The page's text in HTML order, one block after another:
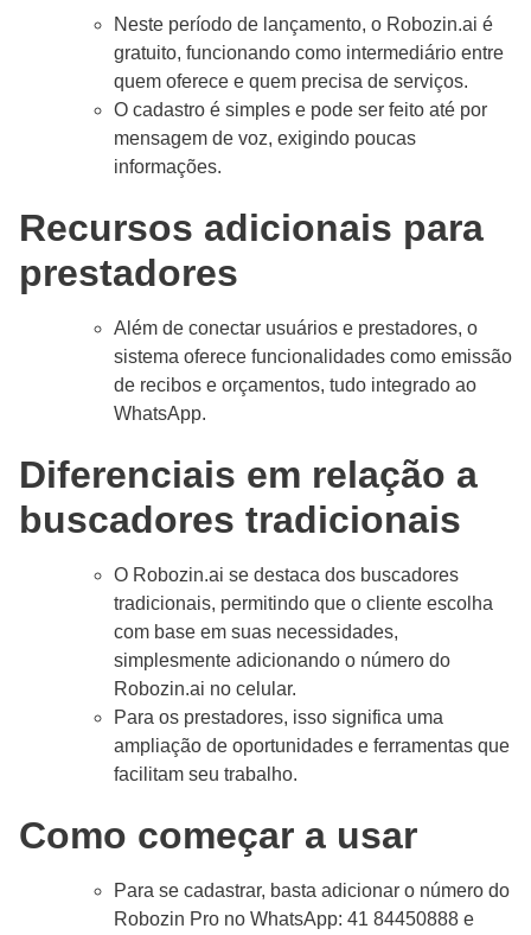
Neste período de lançamento, o Robozin.ai é
gratuito, funcionando como intermediário entre
quem oferece e quem precisa de serviços.
O cadastro é simples e pode ser feito até por
mensagem de voz, exigindo poucas
informações.
Recursos adicionais para
prestadores
Além de conectar usuários e prestadores, o
sistema oferece funcionalidades como emissão
de recibos e orçamentos, tudo integrado ao
WhatsApp.
Diferenciais em relação a
buscadores tradicionais
O Robozin.ai se destaca dos buscadores
tradicionais, permitindo que o cliente escolha
com base em suas necessidades,
simplesmente adicionando o número do
Robozin.ai no celular.
Para os prestadores, isso significa uma
ampliação de oportunidades e ferramentas que
facilitam seu trabalho.
Como começar a usar
Para se cadastrar, basta adicionar o número do
Robozin Pro no WhatsApp: 41 84450888 e